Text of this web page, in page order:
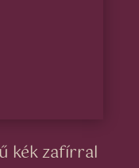
kék zafírral